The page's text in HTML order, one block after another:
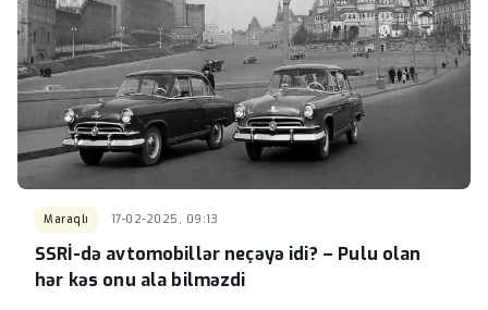
Maraqlı 17-02-2025, 09:13
SSRİ-də avtomobillər neçəyə idi? – Pulu olan
hər kəs onu ala bilməzdi